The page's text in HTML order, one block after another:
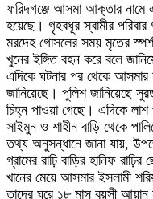
ফরিদগঞ্জে আসমা আক্তার নামে
হয়েছে। গৃহবধূর স্বামীর
মরদেহ গোসলের সময় মৃতের
খুনের ইঙ্গিত বহন করে বলে
এদিকে ঘটনার পর থেকে আসমার
জানিয়েছে। পুলিশ জানিয়েছে
চিহ্ন পাওয়া গেছে। এদিকে
সাইমুন ও শাহীন বাড়ি থেকে
তথ্য অনুসন্ধানে জানা যায়,
গ্রামের রাঢ়ি বাড়ির হানিফ
খানের মেয়ে আসমার ইসলামী
তাদের ঘরে ১৮ মাস বয়সী